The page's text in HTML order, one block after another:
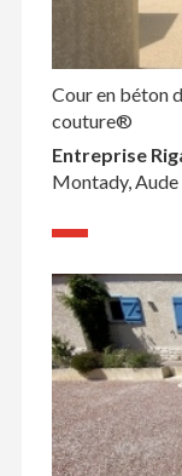
Cour en béton
couture®
Entreprise
Montady, Aude